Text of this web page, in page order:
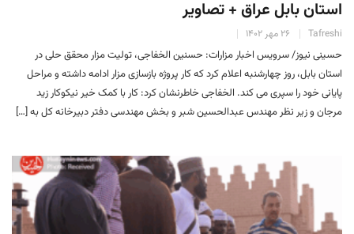
استان بابل عراق + تصاویر
Tafreshi ۲۶ مهر ۱۴۰۲
حسینی نیوز/ سرویس اخبار مزارات: حسنین الخفاجی، تولیت مزار محقق حلی در
استان بابل، روز چهارشنبه اعلام کرد که کار پروژه بازسازی مزار ادامه داشته و مراحل
پایانی خود را سپری می کند. الخفاجی خاطرنشان کرد: کار با کمک خیر نیکوکار زید
مرجان و زیر نظر مهندس عبدالحسین شبر و بخش مهندسی دفتر دبیرخانه کل به […]